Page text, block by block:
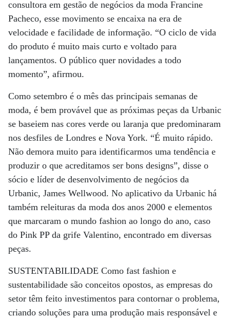
consultora em gestão de negócios da moda Francine
Pacheco, esse movimento se encaixa na era de
velocidade e facilidade de informação. “O ciclo de vida
do produto é muito mais curto e voltado para
lançamentos. O público quer novidades a todo
momento”, afirmou.
Como setembro é o mês das principais semanas de
moda, é bem provável que as próximas peças da Urbanic
se baseiem nas cores verde ou laranja que predominaram
nos desfiles de Londres e Nova York. “É muito rápido.
Não demora muito para identificarmos uma tendência e
produzir o que acreditamos ser bons designs”, disse o
sócio e líder de desenvolvimento de negócios da
Urbanic, James Wellwood. No aplicativo da Urbanic há
também releituras da moda dos anos 2000 e elementos
que marcaram o mundo fashion ao longo do ano, caso
do Pink PP da grife Valentino, encontrado em diversas
peças.
SUSTENTABILIDADE Como fast fashion e
sustentabilidade são conceitos opostos, as empresas do
setor têm feito investimentos para contornar o problema,
criando soluções para uma produção mais responsável e